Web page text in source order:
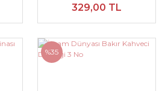
329,00 TL
%35